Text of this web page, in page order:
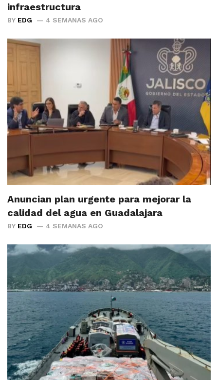
infraestructura
BY EDG 4 SEMANAS AGO
Anuncian plan urgente para mejorar la
calidad del agua en Guadalajara
BY EDG 4 SEMANAS AGO